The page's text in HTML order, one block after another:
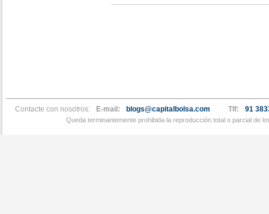
Contacte con nosotros: E-mail: blogs@capitalbolsa.com Tlf: 91
Queda terminantemente prohibida la reproducción total o parcial de